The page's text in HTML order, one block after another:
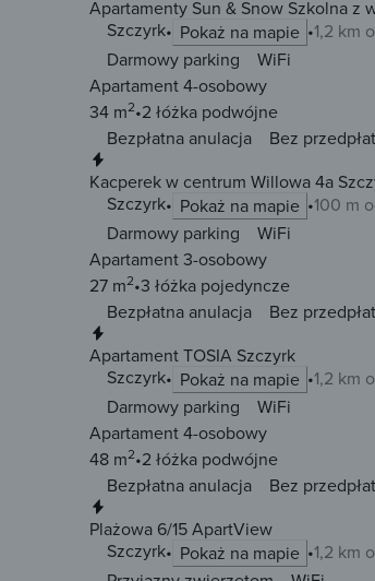
Apartamenty Sun & Snow Szkolna z
Szczyrk
Pokaż na mapie
1,2 km
Darmowy parking
WiFi
Apartament 4-osobowy
34 m2 2 łóżka podwójne
Bezpłatna anulacja
Bez
Kacperek w centrum Willowa 4a
Szczyrk
Pokaż na mapie
100 m
Darmowy parking
WiFi
Apartament 3-osobowy
27 m2 3 łóżka pojedyncze
Bezpłatna anulacja
Bez
Apartament TOSIA Szczyrk
Szczyrk
Pokaż na mapie
1,2 km
Darmowy parking
WiFi
Apartament 4-osobowy
48 m2 2 łóżka podwójne
Bezpłatna anulacja
Bez
Plażowa 6/15 ApartView
Szczyrk
Pokaż na mapie
1,2 km